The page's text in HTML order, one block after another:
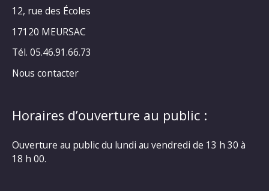
12, rue des Écoles
17120 MEURSAC
Tél. 05.46.91.66.73
Nous contacter
Horaires d’ouverture au public :
Ouverture au public du lundi au vendredi de 13 h 30 à
18 h 00.